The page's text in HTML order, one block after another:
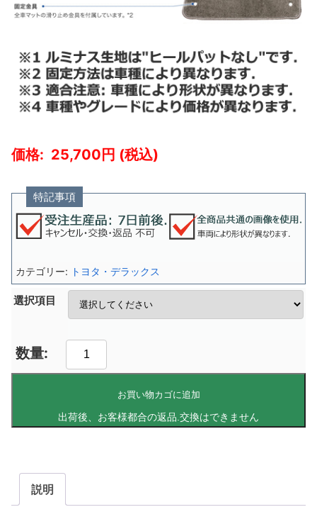
25,700
特記事項
選択項目
お買い物カゴに追加
カテゴリー: トヨタ・デラックス
説明